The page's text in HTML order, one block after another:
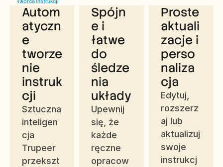
Twórca instrukcji
Autom
atyczn
e
tworze
nie
instruk
cji
Sztuczna
inteligen
cja
Trupeer
przekszt
Spójn
e i
łatwe
do
śledze
nia
układy
Upewnij
się, że
każde
ręczne
opracow
Proste
aktuali
zacje i
perso
naliza
cja
Edytuj,
rozszerz
aj lub
aktualizuj
swoje
instrukcj